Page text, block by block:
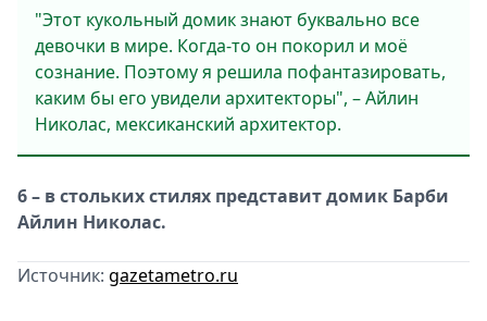
"Этот кукольный домик знают буквально все
девочки в мире. Когда-то он покорил и моё
сознание. Поэтому я решила пофантазировать,
каким бы его увидели архитекторы", – Айлин
Николас, мексиканский архитектор.
6 – в стольких стилях представит домик Барби
Айлин Николас.
Источник: gazetametro.ru